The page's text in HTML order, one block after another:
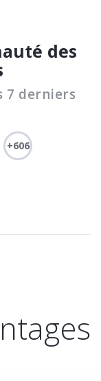
des
7 derniers
+606